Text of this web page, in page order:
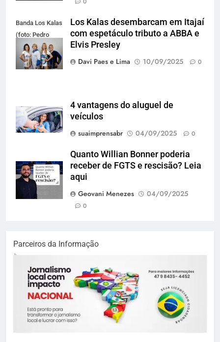
Banda Los Kalas
(foto: Pedro
Oliveira)
Los Kalas desembarcam em Itajaí
com espetáculo tributo a ABBA e
Elvis Presley
Davi Paes e Lima
10/09/2025 0
4 vantagens do aluguel de
veículos
suaimprensabr
04/09/2025 0
Quanto Willian Bonner poderia
receber de FGTS e rescisão? Leia
aqui
Geovani Menezes
04/09/2025
0
Parceiros da Informação